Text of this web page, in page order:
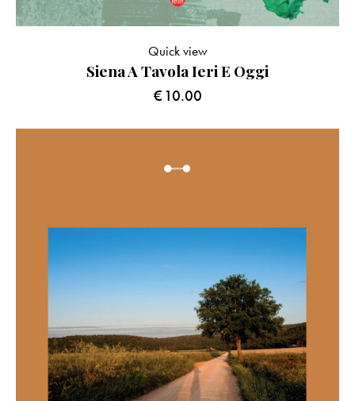
Siena A Tavola Ieri E Oggi
€10.00
Quick view